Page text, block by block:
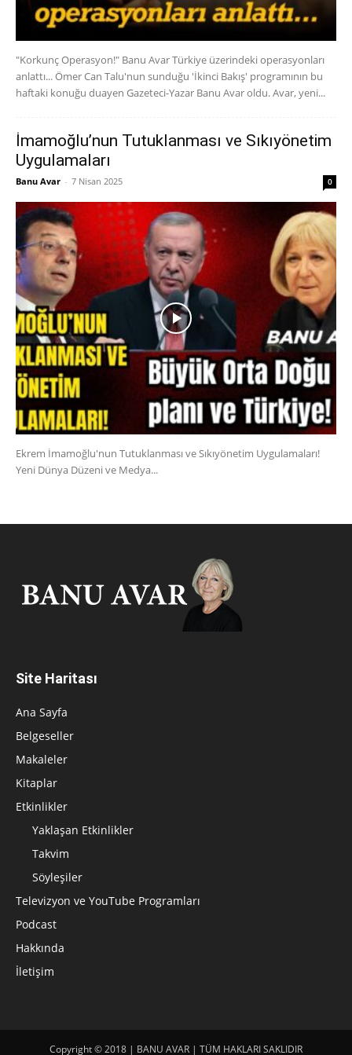
"Korkunç Operasyon!" Banu Avar Türkiye üzerindeki operasyonları
anlattı... Ömer Can Talu'nun sunduğu 'İkinci Bakış' programının bu
haftaki konuğu duayen Gazeteci-Yazar Banu Avar oldu. Avar, yeni...
İmamoğlu’nun Tutuklanması ve Sıkıyönetim
Uygulamaları
Banu Avar - 7 Nisan 2025 0
Ekrem İmamoğlu'nun Tutuklanması ve Sıkıyönetim Uygulamaları!
Yeni Dünya Düzeni ve Medya...
Site Haritası
Ana Sayfa
Belgeseller
Makaleler
Kitaplar
Etkinlikler
Yaklaşan Etkinlikler
Takvim
Söyleşiler
Televizyon ve YouTube Programları
Podcast
Hakkında
İletişim
Copyright © 2018 | BANU AVAR | TÜM HAKLARI SAKLIDIR